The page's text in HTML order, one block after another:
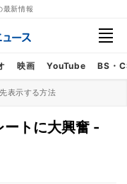
最新情報
映画 YouTube BS・
表示する方法
ートに大興奮 -